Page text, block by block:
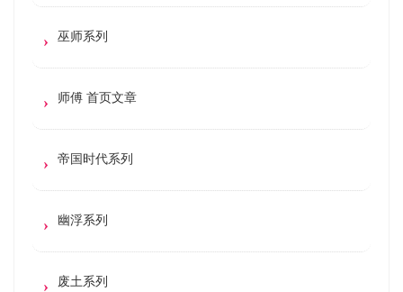
巫师系列
师傅 首页文章
帝国时代系列
幽浮系列
废土系列